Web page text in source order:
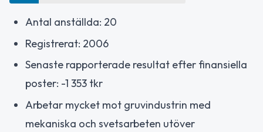
Antal anställda: 20
Registrerat: 2006
Senaste rapporterade resultat efter finansiella
poster: -1 353 tkr
Arbetar mycket mot gruvindustrin med
mekaniska och svetsarbeten utöver